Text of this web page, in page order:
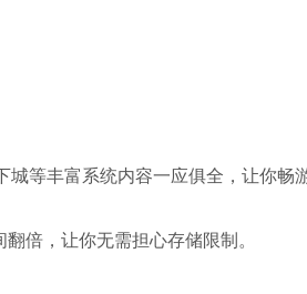
丰富系统内容一应俱全，让你畅游
倍，让你无需担心存储限制。